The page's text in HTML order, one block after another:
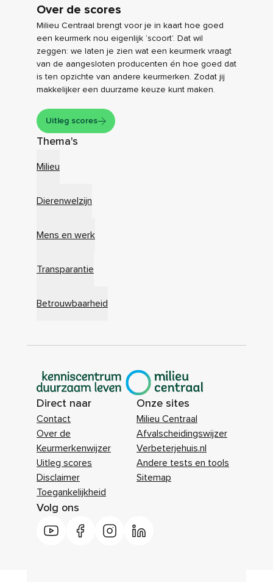
Over de scores
Milieu Centraal brengt voor je in kaart hoe goed
een keurmerk nou eigenlijk ‘scoort’. Dat wil
zeggen: we laten je zien wat een keurmerk vraagt
van de aangesloten producenten én hoe goed dat
is ten opzichte van andere keurmerken. Zodat jij
makkelijker een duurzame keuze kunt maken.
Uitleg scores
Thema's
Milieu
Dierenwelzijn
Mens en werk
Transparantie
Betrouwbaarheid
|
Direct naar
Contact
Over de
Keurmerkenwijzer
Uitleg scores
Disclaimer
Toegankelijkheid
Onze sites
Milieu Centraal
Afvalscheidingswijzer
Verbeterjehuis.nl
Andere tests en tools
Sitemap
Volg ons